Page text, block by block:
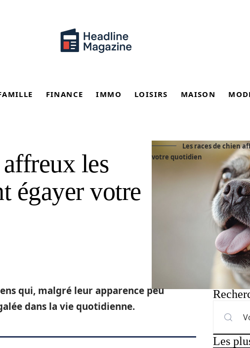
FINANCE IMMO LOISIRS MAISON
les
égayer votre
Les races de chien
votre quotidien
qui, malgré leur apparence peu
dans la vie quotidienne.
Les